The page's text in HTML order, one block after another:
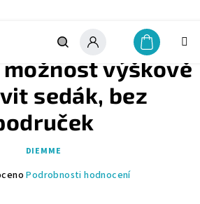
Hledat Přihlášení
Nákupní
hliníková
výškově
sedák, bez
DIEMME
Podrobnosti hodnocení